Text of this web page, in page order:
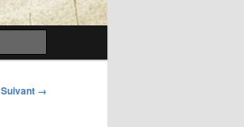
Suivant →